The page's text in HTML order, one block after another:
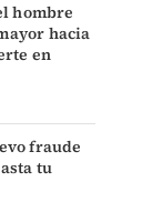
hombre
hacia
en
fraude
tu